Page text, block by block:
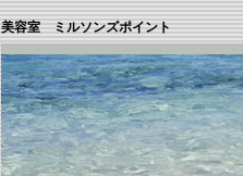
美容室 ミルソンズポイント